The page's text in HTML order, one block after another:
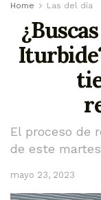
Home Las del día
El proceso de
de este
mayo 23, 2023